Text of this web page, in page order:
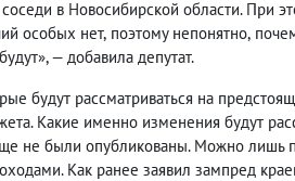
в Новосибирской области. При
особых нет, поэтому непонятно,
— добавила депутат.
будут рассматриваться на
Какие именно изменения будут
не были опубликованы. Можно лишь
Как ранее заявил зампред